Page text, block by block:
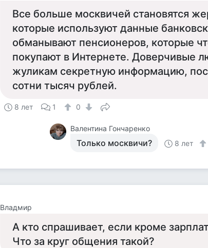
Все больше москвичей становятся
которые используют данные
обманывают пенсионеров, которые
покупают в Интернете. Доверчивые
жуликам секретную информацию,
сотни тысяч рублей.
8 лет 1 0
Валентина Гончаренко
Только москвичи? 8 лет
Владмир
А кто спрашивает, если кроме
Что за круг общения такой?